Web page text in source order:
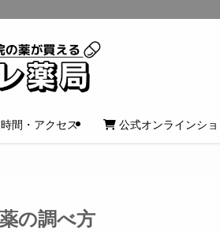
間・アクセス 公式オンラインシ
の調べ方